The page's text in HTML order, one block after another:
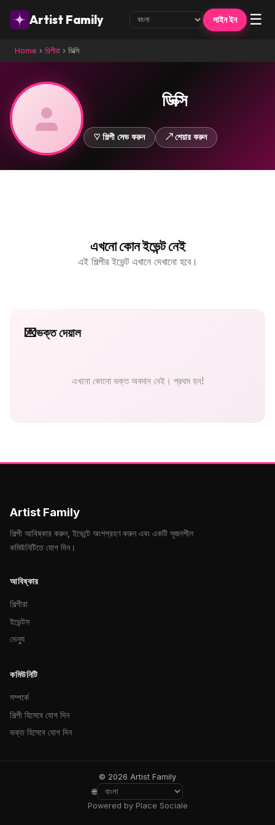
Artist Family সাইন ইন ☰
Home › শিল্পীরা › ডিক্সি
ডিক্সি
♡ শিল্পী সেভ করুন ↗ শেয়ার করুন
এখনো কোন ইভেন্ট নেই
এই শিল্পীর ইভেন্ট এখানে দেখানো হবে।
💌ভক্ত দেয়াল
এখনো কোনো ভক্ত অবদান নেই। প্রথম হন!
Artist Family
শিল্পী আবিষ্কার করুন, ইভেন্টে অংশগ্রহণ করুন এবং একটি সৃজনশীল
কমিউনিটিতে যোগ দিন।
আবিষ্কার
শিল্পীরা
ইভেন্টস
ভেন্যু
কমিউনিটি
সম্পর্কে
শিল্পী হিসেবে যোগ দিন
ভক্ত হিসেবে যোগ দিন
© 2026 Artist Family
🌐
Powered by Place Sociale